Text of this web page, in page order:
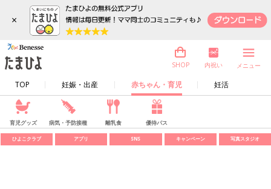
×
TOP 妊娠・出産 赤ちゃん・育児 妊活
SHOP 内祝い メニュー
育児グッズ 病気・予防接種 離乳食 優待パス
ひよこクラブ アプリ SNS キャンペーン 写真スタジオ